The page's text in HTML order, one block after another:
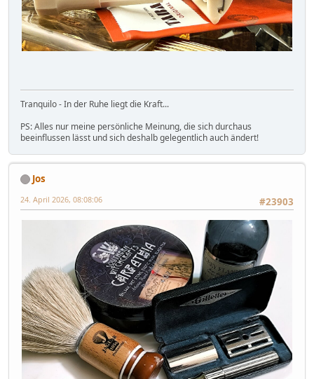
Tranquilo - In der Ruhe liegt die Kraft...
PS: Alles nur meine persönliche Meinung, die sich durchaus
beeinflussen lässt und sich deshalb gelegentlich auch ändert!
Jos
#23903
24. April 2026, 08:08:06